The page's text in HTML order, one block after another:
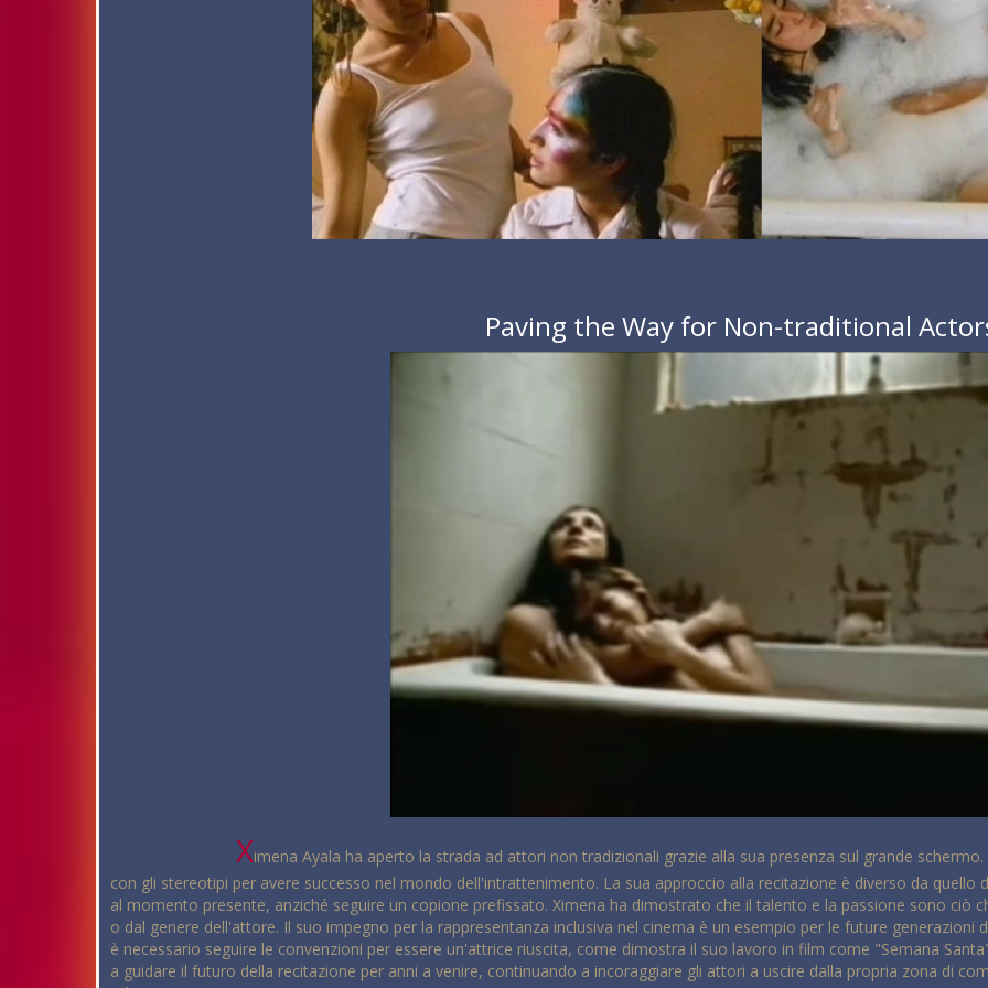
Paving the Way for Non-traditional
Ximena Ayala ha aperto la strada ad attori non tradizionali grazie alla sua presenza sul grande
con gli stereotipi per avere successo nel mondo dell'intrattenimento. La sua approccio alla recitazione è diverso da
al momento presente, anziché seguire un copione prefissato. Ximena ha dimostrato che il talento e la passione sono ciò
o dal genere dell'attore. Il suo impegno per la rappresentanza inclusiva nel cinema è un esempio per le future
è necessario seguire le convenzioni per essere un'attrice riuscita, come dimostra il suo lavoro in film come "Semana
a guidare il futuro della recitazione per anni a venire, continuando a incoraggiare gli attori a uscire dalla propria zona di